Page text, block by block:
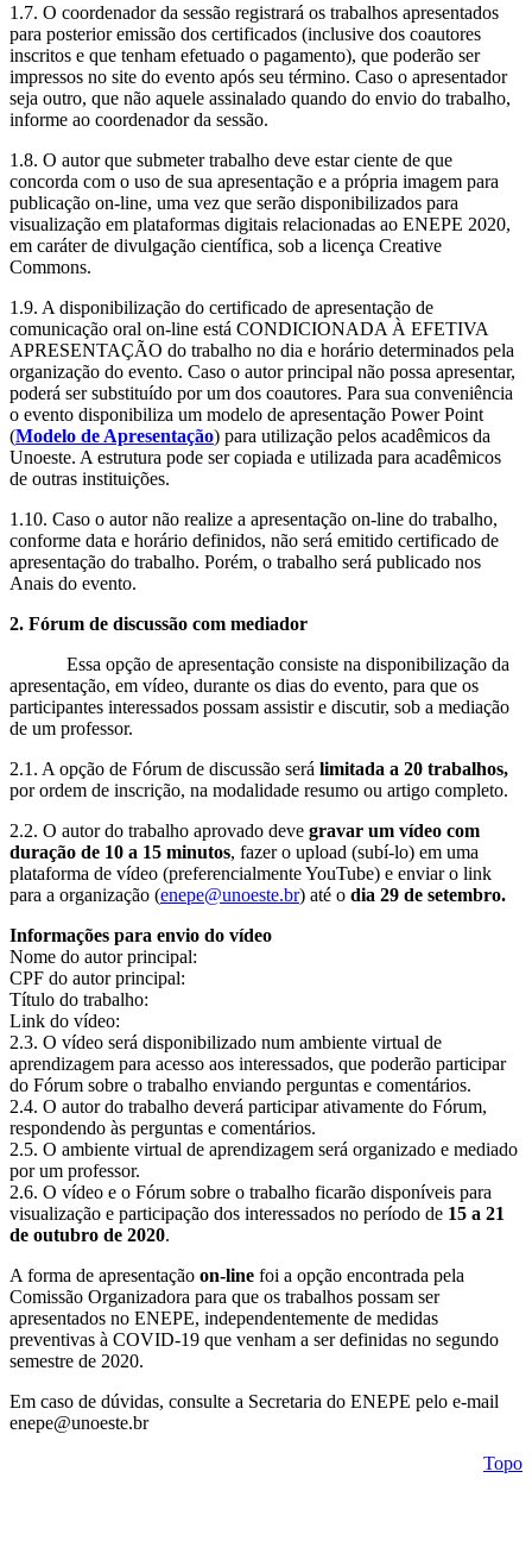
1.7. O coordenador da sessão registrará os trabalhos apresentados
para posterior emissão dos certificados (inclusive dos coautores
inscritos e que tenham efetuado o pagamento), que poderão ser
impressos no site do evento após seu término. Caso o apresentador
seja outro, que não aquele assinalado quando do envio do trabalho,
informe ao coordenador da sessão.
1.8. O autor que submeter trabalho deve estar ciente de que
concorda com o uso de sua apresentação e a própria imagem para
publicação on-line, uma vez que serão disponibilizados para
visualização em plataformas digitais relacionadas ao ENEPE 2020,
em caráter de divulgação científica, sob a licença Creative
Commons.
1.9. A disponibilização do certificado de apresentação de
comunicação oral on-line está CONDICIONADA À EFETIVA
APRESENTAÇÃO do trabalho no dia e horário determinados pela
organização do evento. Caso o autor principal não possa apresentar,
poderá ser substituído por um dos coautores. Para sua conveniência
o evento disponibiliza um modelo de apresentação Power Point
(Modelo de Apresentação) para utilização pelos acadêmicos da
Unoeste. A estrutura pode ser copiada e utilizada para acadêmicos
de outras instituições.
1.10. Caso o autor não realize a apresentação on-line do trabalho,
conforme data e horário definidos, não será emitido certificado de
apresentação do trabalho. Porém, o trabalho será publicado nos
Anais do evento.
2. Fórum de discussão com mediador
Essa opção de apresentação consiste na disponibilização da
apresentação, em vídeo, durante os dias do evento, para que os
participantes interessados possam assistir e discutir, sob a mediação
de um professor.
2.1. A opção de Fórum de discussão será limitada a 20 trabalhos,
por ordem de inscrição, na modalidade resumo ou artigo completo.
2.2. O autor do trabalho aprovado deve gravar um vídeo com
duração de 10 a 15 minutos, fazer o upload (subí-lo) em uma
plataforma de vídeo (preferencialmente YouTube) e enviar o link
para a organização (enepe@unoeste.br) até o dia 29 de setembro.
Informações para envio do vídeo
Nome do autor principal:
CPF do autor principal:
Título do trabalho:
Link do vídeo:
2.3. O vídeo será disponibilizado num ambiente virtual de
aprendizagem para acesso aos interessados, que poderão participar
do Fórum sobre o trabalho enviando perguntas e comentários.
2.4. O autor do trabalho deverá participar ativamente do Fórum,
respondendo às perguntas e comentários.
2.5. O ambiente virtual de aprendizagem será organizado e mediado
por um professor.
2.6. O vídeo e o Fórum sobre o trabalho ficarão disponíveis para
visualização e participação dos interessados no período de 15 a 21
de outubro de 2020.
A forma de apresentação on-line foi a opção encontrada pela
Comissão Organizadora para que os trabalhos possam ser
apresentados no ENEPE, independentemente de medidas
preventivas à COVID-19 que venham a ser definidas no segundo
semestre de 2020.
Em caso de dúvidas, consulte a Secretaria do ENEPE pelo e-mail
enepe@unoeste.br
Topo